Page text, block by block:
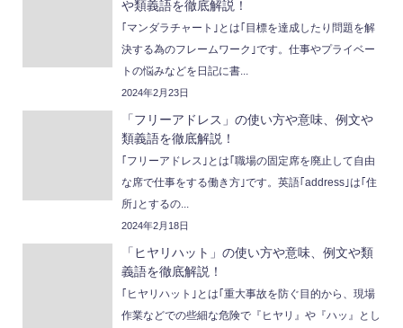
や類義語を徹底解説！
｢マンダラチャート｣とは｢目標を達成したり問題を解
決する為のフレームワーク｣です。仕事やプライベー
トの悩みなどを日記に書...
2024年2月23日
「フリーアドレス」の使い方や意味、例文や
類義語を徹底解説！
｢フリーアドレス｣とは｢職場の固定席を廃止して自由
な席で仕事をする働き方｣です。英語｢address｣は｢住
所｣とするの...
2024年2月18日
「ヒヤリハット」の使い方や意味、例文や類
義語を徹底解説！
｢ヒヤリハット｣とは｢重大事故を防ぐ目的から、現場
作業などでの些細な危険で『ヒヤリ』や『ハッ』とし